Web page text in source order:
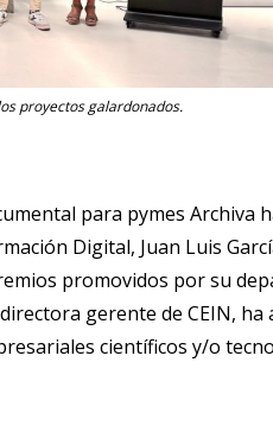
proyectos galardonados.
para pymes Archiva
Digital, Juan Luis
promovidos por su
gerente de CEIN,
científicos y/o